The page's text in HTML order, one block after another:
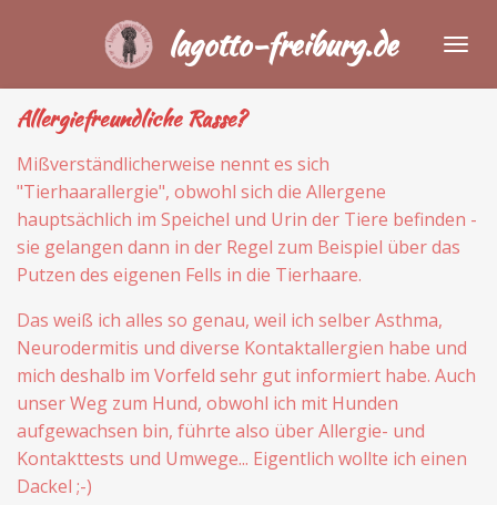
Hauptinhalt
lagotto-freiburg.de
Allergiefreundliche Rasse?
Mißverständlicherweise nennt es sich
"Tierhaarallergie", obwohl sich die Allergene
hauptsächlich im Speichel und Urin der Tiere befinden -
sie gelangen dann in der Regel zum Beispiel über das
Putzen des eigenen Fells in die Tierhaare.
Das weiß ich alles so genau, weil ich selber Asthma,
Neurodermitis und diverse Kontaktallergien habe und
mich deshalb im Vorfeld sehr gut informiert habe. Auch
unser Weg zum Hund, obwohl ich mit Hunden
aufgewachsen bin, führte also über Allergie- und
Kontakttests und Umwege... Eigentlich wollte ich einen
Dackel ;-)